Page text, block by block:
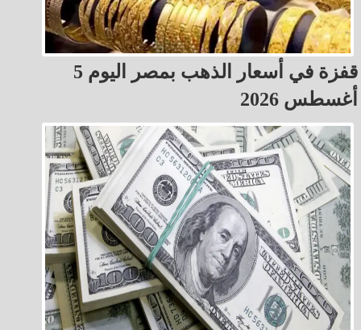
قفزة في أسعار الذهب بمصر اليوم 5
أغسطس 2026